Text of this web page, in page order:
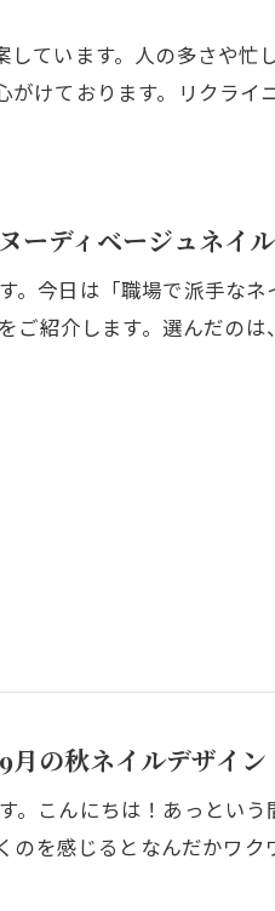
ています。人の多さや忙
けております。リクライ
ーディベージュネイル
今日は「職場で派手なネ
ご紹介します。選んだの
月の秋ネイルデザイン
こんにちは！あっという
のを感じるとなんだかワ